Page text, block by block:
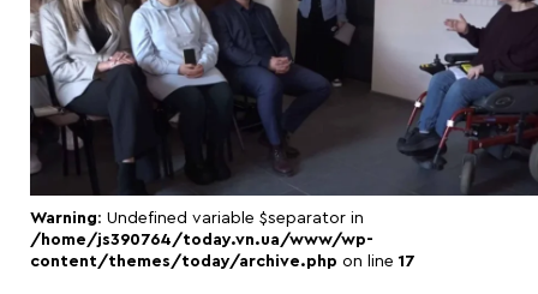
Warning: Undefined variable $separator in
/home/js390764/today.vn.ua/www/wp-
content/themes/today/archive.php on line 17